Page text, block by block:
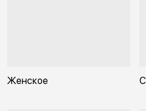
Женское